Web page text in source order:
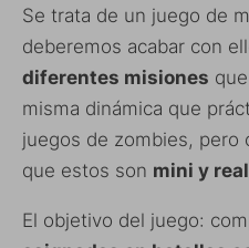
Se trata de un juego de
deberemos acabar con
diferentes misiones
misma dinámica que
juegos de zombies, pero
que estos son mini y
El objetivo del juego: